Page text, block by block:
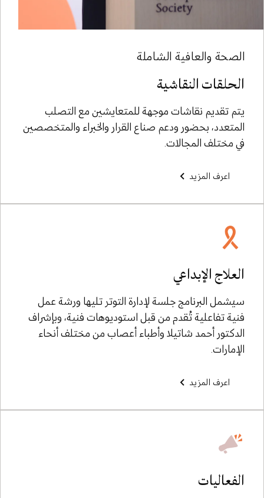
الصحة والعافية الشاملة
الحلقات النقاشية
يتم تقديم نقاشات موجهة للمتعايشين مع التصلب
المتعدد، بحضور ودعم صناع القرار والخبراء والمتخصصين
في مختلف المجالات.
اعرف المزيد
العلاج الإبداعي
سيشمل البرنامج جلسة لإدارة التوتر تليها ورشة عمل
فنية تفاعلية تُقدم من قبل استوديوهات فنية، وبإشراف
الدكتور أحمد شاتيلا وأطباء أعصاب من مختلف أنحاء
الإمارات.
اعرف المزيد
الفعاليات